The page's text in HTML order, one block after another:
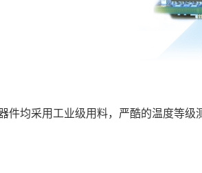
件均采用工业级用料，严酷的温度等